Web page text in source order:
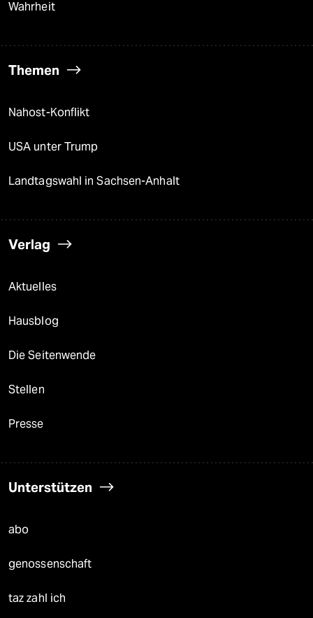
Wahrheit
Themen
Nahost-Konflikt
USA unter Trump
Landtagswahl in Sachsen-Anhalt
Verlag
Aktuelles
Hausblog
Die Seitenwende
Stellen
Presse
Unterstützen
abo
genossenschaft
taz zahl ich